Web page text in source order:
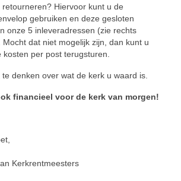
Hiervoor kunt u de
gebruiken en deze gesloten
onze 5 inleveradressen (zie rechts
dat niet mogelijk zijn, dan kunt u
per post terugsturen.
denken over wat de kerk u waard is.
financieel voor de kerk van morgen!
Kerkrentmeesters